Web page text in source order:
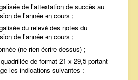
de l'attestation de succès au
de l'année en cours ;
du relevé des notes du
de l'année en cours ;
(ne rien écrire dessus) ;
de format 21 x 29,5 portant
les indications suivantes :